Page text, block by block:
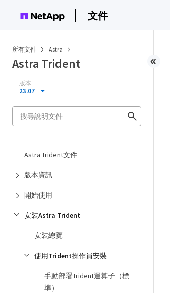
文件
所有文件 Astra
Astra Trident
版本
23.07
Astra Trident文件
版本資訊
開始使用
安裝Astra Trident
安裝總覽
使用Trident操作員安裝
手動部署Trident運算子（標
準）